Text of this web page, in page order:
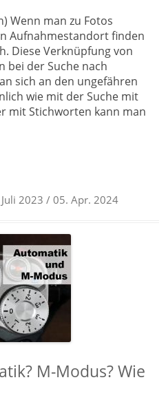
Wenn man zu Fotos
Aufnahmestandort finden
Diese Verknüpfung von
bei der Suche nach
sich an den ungefähren
wie mit der Suche mit
mit Stichworten kann man
2023 / 05. Apr. 2024
M-Modus? Wie